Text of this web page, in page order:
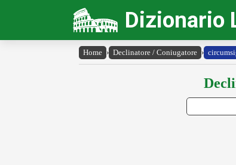
Dizionario
Home › Declinatore / Coniugatore ›